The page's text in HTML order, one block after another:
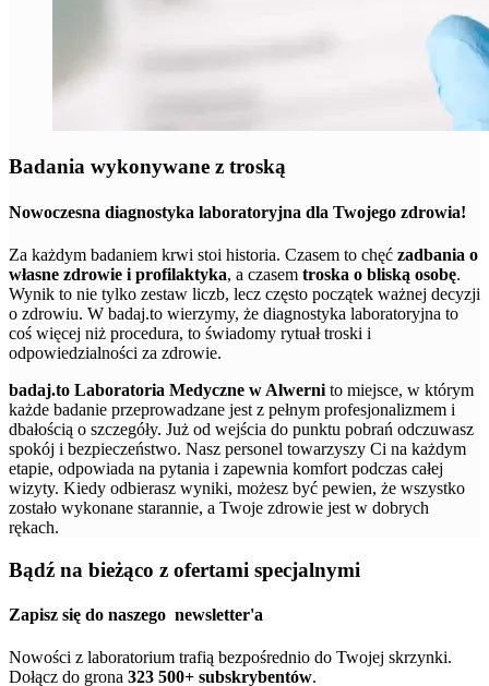
Badania wykonywane z troską
Nowoczesna diagnostyka laboratoryjna dla Twojego zdrowia!
Za każdym badaniem krwi stoi historia. Czasem to chęć zadbania o
własne zdrowie i profilaktyka, a czasem troska o bliską osobę.
Wynik to nie tylko zestaw liczb, lecz często początek ważnej decyzji
o zdrowiu. W badaj.to wierzymy, że diagnostyka laboratoryjna to
coś więcej niż procedura, to świadomy rytuał troski i
odpowiedzialności za zdrowie.
badaj.to Laboratoria Medyczne w Alwerni to miejsce, w którym
każde badanie przeprowadzane jest z pełnym profesjonalizmem i
dbałością o szczegóły. Już od wejścia do punktu pobrań odczuwasz
spokój i bezpieczeństwo. Nasz personel towarzyszy Ci na każdym
etapie, odpowiada na pytania i zapewnia komfort podczas całej
wizyty. Kiedy odbierasz wyniki, możesz być pewien, że wszystko
zostało wykonane starannie, a Twoje zdrowie jest w dobrych
rękach.
Bądź na bieżąco z ofertami specjalnymi
Zapisz się do naszego newsletter'a
Nowości z laboratorium trafią bezpośrednio do Twojej skrzynki.
Dołącz do grona 323 500+ subskrybentów.